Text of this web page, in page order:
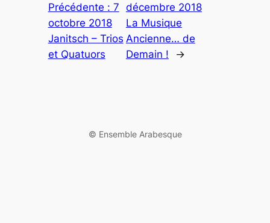
Précédente : 7
octobre 2018
Janitsch – Trios
et Quatuors
décembre 2018
La Musique
Ancienne… de
Demain !
→
©️ Ensemble Arabesque